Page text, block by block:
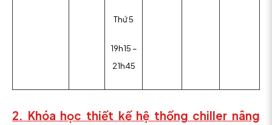
Thứ 5
19h15 –
21h45
2. Khóa học thiết kế hệ thống chiller nâng